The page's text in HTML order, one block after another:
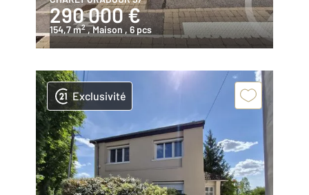
290 000 €
154,7 m2 , Maison , 6 pcs
Exclusivité